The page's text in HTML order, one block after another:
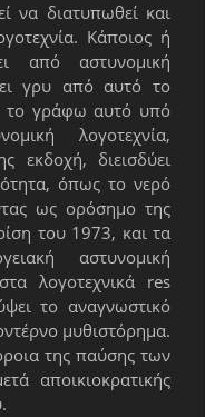
να διατυπωθεί και
Κάποιος ή
από αστυνομική
γρυ από αυτό το
το γράφω αυτό υπό
λογοτεχνία,
εκδοχή, διεισδύει
όπως το νερό
ως ορόσημο της
του 1973, και τα
αστυνομική
λογοτεχνικά res
το αναγνωστικό
μυθιστόρημα.
της παύσης των
αποικιοκρατικής